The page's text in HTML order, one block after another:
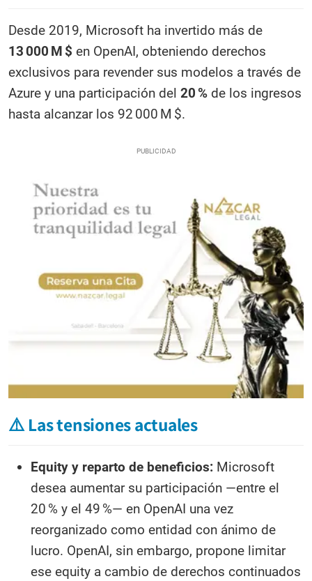
Desde 2019, Microsoft ha invertido más de
13 000 M $ en OpenAI, obteniendo derechos
exclusivos para revender sus modelos a través de
Azure y una participación del 20 % de los ingresos
hasta alcanzar los 92 000 M $.
⚠️ Las tensiones actuales
Equity y reparto de beneficios: Microsoft
desea aumentar su participación —entre el
20 % y el 49 %— en OpenAI una vez
reorganizado como entidad con ánimo de
lucro. OpenAI, sin embargo, propone limitar
ese equity a cambio de derechos continuados